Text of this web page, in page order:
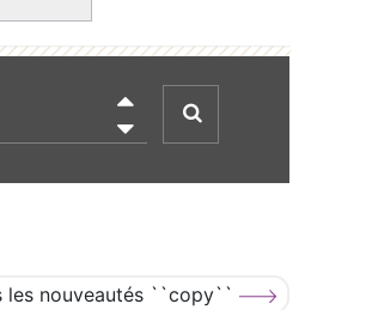

les nouveautés ``copy``